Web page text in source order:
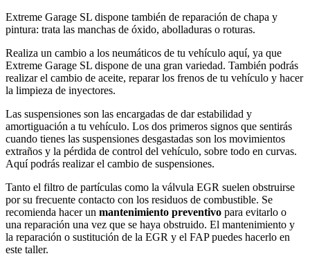
Extreme Garage SL dispone también de reparación de chapa y
pintura: trata las manchas de óxido, abolladuras o roturas.
Realiza un cambio a los neumáticos de tu vehículo aquí, ya que
Extreme Garage SL dispone de una gran variedad. También podrás
realizar el cambio de aceite, reparar los frenos de tu vehículo y hacer
la limpieza de inyectores.
Las suspensiones son las encargadas de dar estabilidad y
amortiguación a tu vehículo. Los dos primeros signos que sentirás
cuando tienes las suspensiones desgastadas son los movimientos
extraños y la pérdida de control del vehículo, sobre todo en curvas.
Aquí podrás realizar el cambio de suspensiones.
Tanto el filtro de partículas como la válvula EGR suelen obstruirse
por su frecuente contacto con los residuos de combustible. Se
recomienda hacer un mantenimiento preventivo para evitarlo o
una reparación una vez que se haya obstruido. El mantenimiento y
la reparación o sustitución de la EGR y el FAP puedes hacerlo en
este taller.